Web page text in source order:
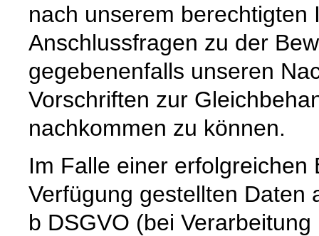
nach unserem berechtigten
Anschlussfragen zu der
gegebenenfalls unseren
Vorschriften zur
nachkommen zu können.
Im Falle einer
Verfügung gestellten Daten
b DSGVO (bei